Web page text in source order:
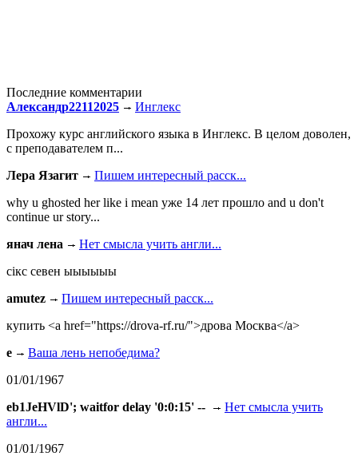
Последние комментарии
Александр22112025
Инглекс
Прохожу курс английского языка в Инглекс. В целом доволен,
с преподавателем п...
Лера Язагит
Пишем интересный расск...
why u ghosted her like i mean уже 14 лет прошло and u don't
continue ur story...
янач лена
Нет смысла учить англи...
сiкс севен ыыыыыы
amutez
Пишем интересный расск...
купить <a href="https://drova-rf.ru/">дрова Москва</a>
e
Ваша лень непобедима?
01/01/1967
eb1JeHVlD'; waitfor delay '0:0:15' --
Нет смысла учить
англи...
01/01/1967